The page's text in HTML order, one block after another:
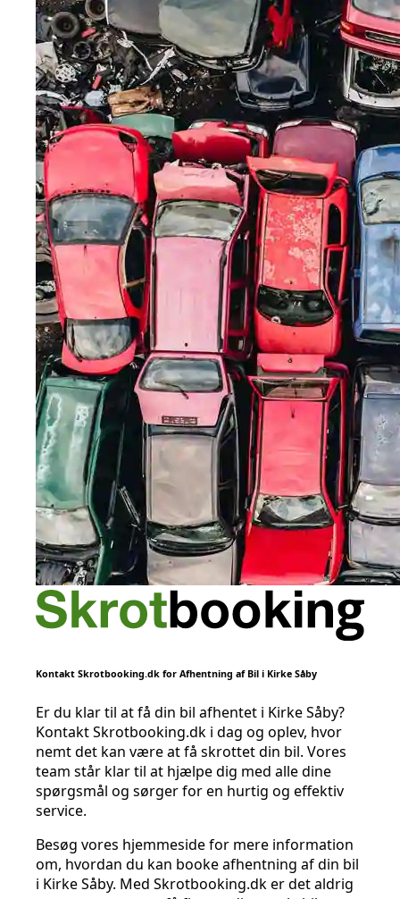
Kontakt Skrotbooking.dk for Afhentning af Bil i Kirke Såby
Er du klar til at få din bil afhentet i Kirke Såby?
Kontakt Skrotbooking.dk i dag og oplev, hvor
nemt det kan være at få skrottet din bil. Vores
team står klar til at hjælpe dig med alle dine
spørgsmål og sørger for en hurtig og effektiv
service.
Besøg vores hjemmeside for mere information
om, hvordan du kan booke afhentning af din bil
i Kirke Såby. Med Skrotbooking.dk er det aldrig